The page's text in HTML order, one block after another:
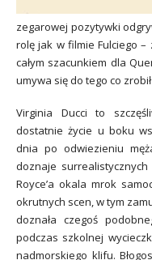
zegarowej pozytywki
rolę jak w filmie Fulciego –
całym szacunkiem dla
umywa się do tego co
Virginia Ducci to
dostatnie życie u boku
dnia po odwiezieniu
doznaje
Royce’a okala mrok
okrutnych scen, w tym
doznała czegoś
podczas szkolnej
nadmorskiego klifu.